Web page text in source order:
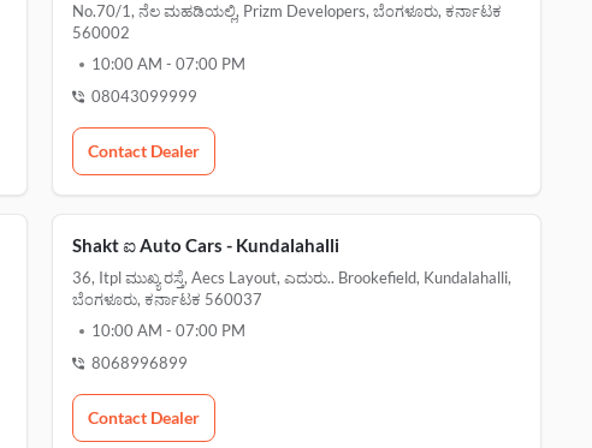
No.70/1, ನೆಲ ಮಹಡಿಯಲ್ಲಿ, Prizm Developers, ಬೆಂಗಳೂರು, ಕರ್ನಾಟಕ
560002
10:00 AM -07:00 PM
08043099999
Contact Dealer
Shakt ಐ Auto Cars - Kundalahalli
36, Itpl ಮುಖ್ಯ ರಸ್ತೆ, Aecs Layout, ಎದುರು.. Brookefield, Kundalahalli,
ಬೆಂಗಳೂರು, ಕರ್ನಾಟಕ 560037
10:00 AM -07:00 PM
8068996899
Contact Dealer